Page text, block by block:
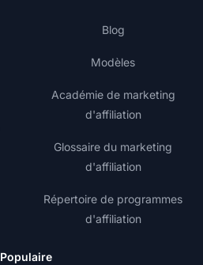
Blog
Modèles
Académie de marketing
d'affiliation
Glossaire du marketing
d'affiliation
Répertoire de programmes
d'affiliation
Populaire